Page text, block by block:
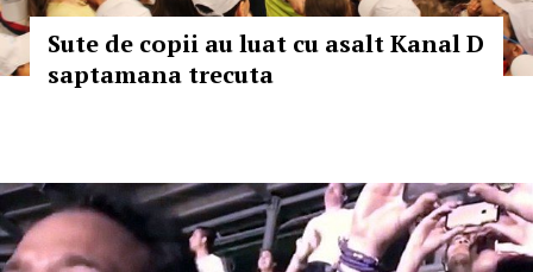
Sute de copii au luat cu asalt Kanal D
saptamana trecuta